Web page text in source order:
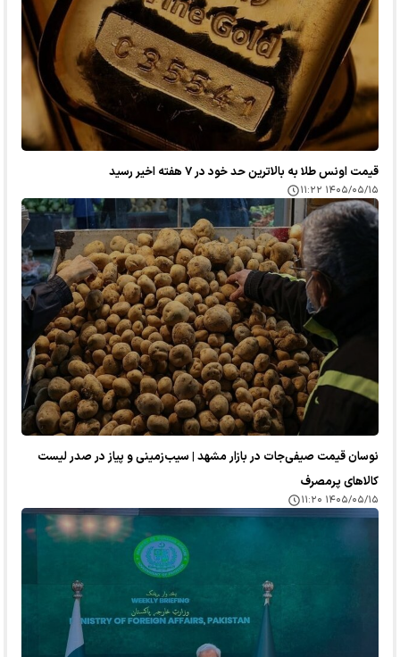
قیمت اونس طلا به بالاترین حد خود در ۷ هفته اخیر رسید
۱۴۰۵/۰۵/۱۵ ۱۱:۲۲
نوسان قیمت صیفی‌جات در بازار مشهد | سیب‌زمینی و پیاز در صدر لیست
کالا‌های پرمصرف
۱۴۰۵/۰۵/۱۵ ۱۱:۲۰